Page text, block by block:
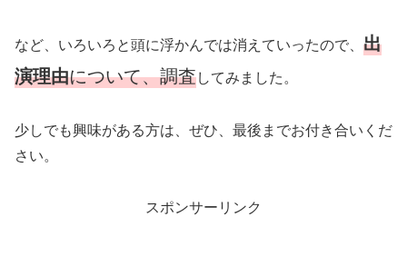
など、いろいろと頭に浮かんでは消えていったので、 出
演理由について、調査してみました。
少しでも興味がある方は、ぜひ、最後までお付き合いくだ
さい。
スポンサーリンク